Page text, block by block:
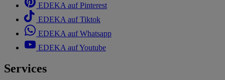
EDEKA auf Pinterest
EDEKA auf Tiktok
EDEKA auf Whatsapp
EDEKA auf Youtube
Services